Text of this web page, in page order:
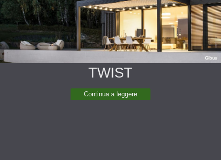
TWIST
Continua a leggere